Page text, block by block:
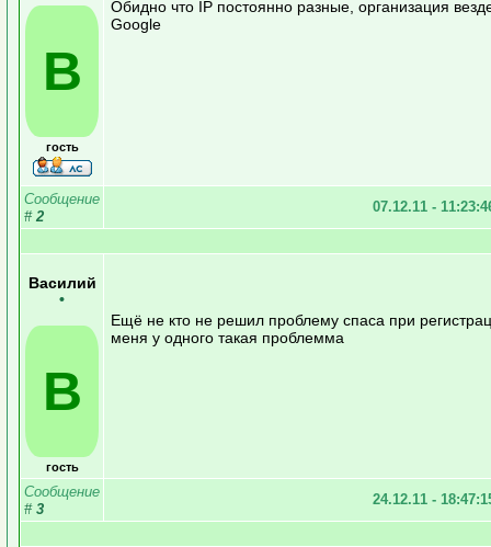
В
гость
Обидно что IP постоянно разные, организация
Google
Сообщение
# 2
07.12.11 -
Василий
•
В
гость
Ещё не кто не решил проблему спаса при
меня у одного такая проблемма
Сообщение
# 3
24.12.11 -